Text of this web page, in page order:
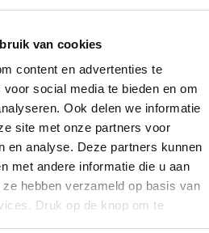
van cookies
content en advertenties te
social media te bieden en om
Ook delen we informatie
site met onze partners voor
en analyse. Deze partners kunnen
met andere informatie die u aan
hebben verzameld op basis van
Druk op de knop om te